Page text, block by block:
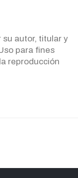
autor, titular y
para fines
reproducción